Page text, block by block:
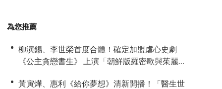
為您推薦
柳演錫、李世榮首度合體！確定加盟虐心史劇
《公主貪戀書生》 上演「朝鮮版羅密歐與茱麗
黃寅燁、惠利《給你夢想》清新開播！「醫生世